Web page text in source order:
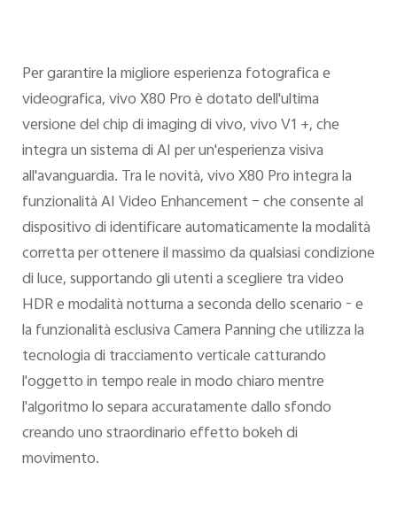
Per garantire la migliore esperienza fotografica e
videografica, vivo X80 Pro è dotato dell'ultima
versione del chip di imaging di vivo, vivo V1 +, che
integra un sistema di AI per un'esperienza visiva
all'avanguardia. Tra le novità, vivo X80 Pro integra la
funzionalità AI Video Enhancement – che consente al
dispositivo di identificare automaticamente la modalità
corretta per ottenere il massimo da qualsiasi condizione
di luce, supportando gli utenti a scegliere tra video
HDR e modalità notturna a seconda dello scenario - e
la funzionalità esclusiva Camera Panning che utilizza la
tecnologia di tracciamento verticale catturando
l'oggetto in tempo reale in modo chiaro mentre
l'algoritmo lo separa accuratamente dallo sfondo
creando uno straordinario effetto bokeh di
movimento.